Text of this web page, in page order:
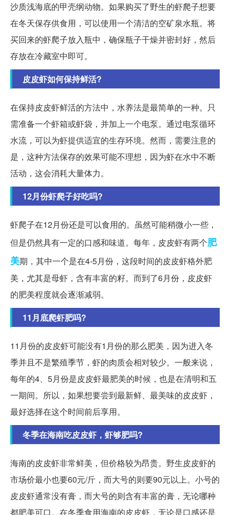
沙质浅海底的甲壳纲动物。如果购买了野生的虾爬子想要
在冬天保存供食用，可以使用一个清洁的空矿泉水瓶。将
买回来的虾爬子放入瓶中，确保瓶子干燥并密封好，然后
存放在冷藏室中即可。
皮皮虾如何保持鲜活?
在保持皮皮虾鲜活的方法中，水养法是最简单的一种。只
需准备一个虾箱或虾袋，并加上一个电泵。通过电泵循环
水流，可以为虾提供适宜的生存环境。然而，需要注意的
是，这种方法保存的效果可能不理想，因为虾在水中不断
活动，这会消耗大量体力。
12月份虾爬子好吃吗?
虾爬子在12月份还是可以食用的。虽然可能稍微小一些，
但是仍然具有一定的口感和味道。每年，皮皮虾有两个肥
美期，其中一个是在4-5月份，这段时间的皮皮虾格外肥
美，尤其是母虾，含有丰富的籽。而到了6月份，皮皮虾
的肥美程度就会逐渐减弱。
11月底爬虾肥吗?
11月份的皮皮虾可能没有1月份的那么肥美，因为进入冬
季并且不是繁殖季节，虾的肉质会相对较少。一般来说，
每年的4、5月份是皮皮虾最肥美的时候，也是在清明和五
一期间。所以，如果想要尝到最新鲜、最美味的皮皮虾，
最好选择在这个时间前后享用。
冬季在海南吃皮皮虾，虾够肥吗?
海南的皮皮虾非常鲜美，但价格较为昂贵。野生皮皮虾的
市场价最小也要60元/斤，而大号的则要90元以上。小号的
皮皮虾通常没有膏，而大号的则含有丰富的膏，无论哪种
都肥美可口。在冬季食用海南的皮皮虾，无论是口感还是